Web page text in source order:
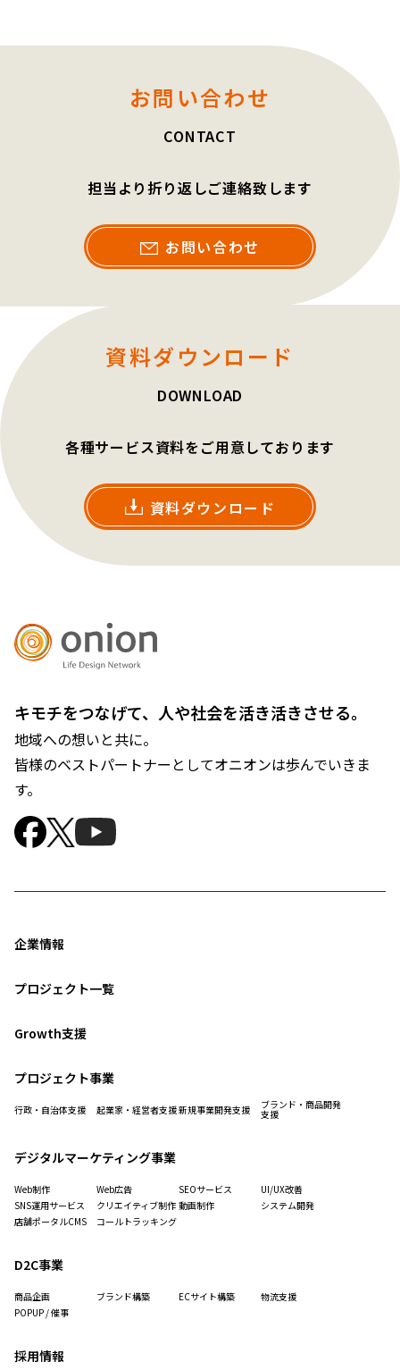
お問い合わせ
CONTACT
担当より折り返しご連絡致します
お問い合わせ
資料ダウンロード
DOWNLOAD
各種サービス資料をご用意しております
資料ダウンロード
キモチをつなげて、人や社会を活き活きさせる。
地域への想いと共に。
皆様のベストパートナーとしてオニオンは歩んでいきま
す。
企業情報
プロジェクト一覧
Growth支援
プロジェクト事業
行政・自治体支援 起業家・経営者支援新規事業開発支援 ブランド・商品開発
支援
デジタルマーケティング事業
Web制作 Web広告 SEOサービス
UI/UX改善
SNS運用サービス
クリエイティブ制作 動画制作
システム開発
店舗ポータルCMS
コールトラッキング
D2C事業
商品企画 ブランド構築 ECサイト構築
物流支援
POPUP / 催事
採用情報